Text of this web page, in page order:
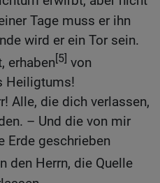
Tage muss er ihn
wird er ein Tor sein.
erhaben[5] von
Heiligtums!
Alle, die dich verlassen,
– Und die von mir
Erde geschrieben
den Herrn, die Quelle